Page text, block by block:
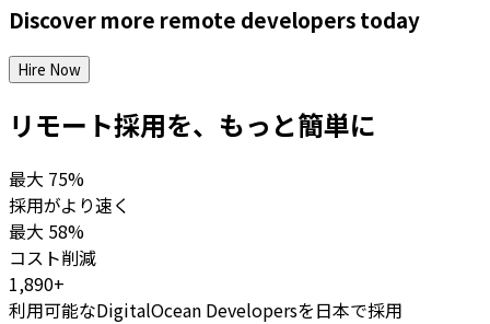
Discover more remote developerstoday
Hire Now
リモート採用を、もっと簡単に
最大 75%
採用がより速く
最大 58%
コスト削減
1,890+
利用可能なDigitalOcean Developersを日本で採用